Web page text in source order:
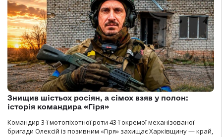
Знищив шістьох росіян, а сімох взяв у полон:
історія командира «Гіря»
Командир 3-ї мотопіхотної роти 43-ї окремої механізованої
бригади Олексій із позивним «Гіря» захищає Харківщину — край,